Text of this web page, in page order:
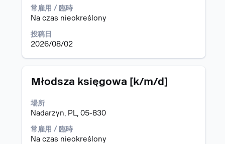
ー
で
選
択
し
ま
常雇用 / 臨時
Na czas nieokreślony
投稿日
2026/08/02
全
コ
テ
ン
ツ
表
示
す
る
に
は、
Space
タ
ト
ル
Młodsza księgowa [k/m/d]
場所
Nadarzyn, PL, 05-830
常雇用 / 臨時
Na czas nieokreślony
求
情
報
全
コ